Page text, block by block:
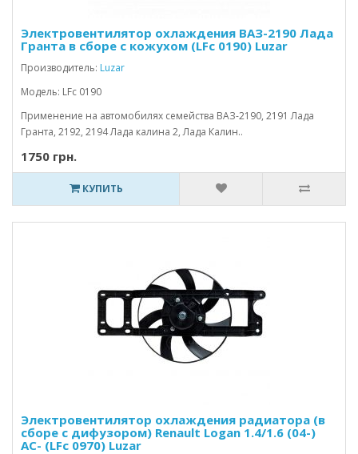
Электровентилятор охлаждения ВАЗ-2190 Лада
Гранта в сборе с кожухом (LFc 0190) Luzar
Производитель: Luzar
Модель: LFc 0190
Применение на автомобилях семейства ВАЗ-2190, 2191 Лада
Гранта, 2192, 2194 Лада калина 2, Лада Калин..
1750 грн.
КУПИТЬ
Электровентилятор охлаждения радиатора (в
сборе с дифузором) Renault Logan 1.4/1.6 (04-)
AC- (LFc 0970) Luzar